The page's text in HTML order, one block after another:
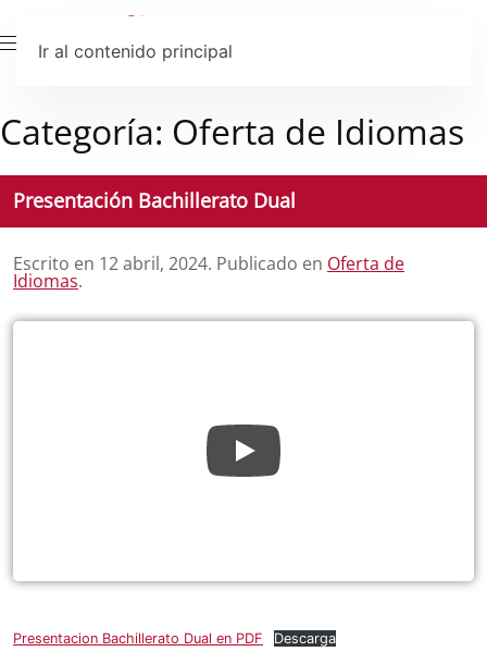
Ir al contenido principal
Categoría: Oferta de Idiomas
Presentación Bachillerato Dual
Escrito en 12 abril, 2024. Publicado en Oferta de
Idiomas.
Presentacion Bachillerato Dual en PDF Descarga